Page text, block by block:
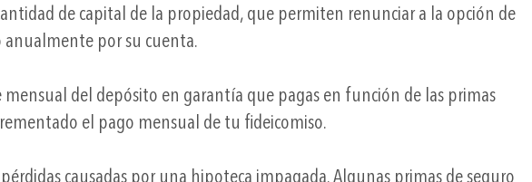
de capital de la propiedad, que permiten renunciar a la opción de
anualmente por su cuenta.
del depósito en garantía que pagas en función de las primas
el pago mensual de tu fideicomiso.
causadas por una hipoteca impagada. Algunas primas de seguro